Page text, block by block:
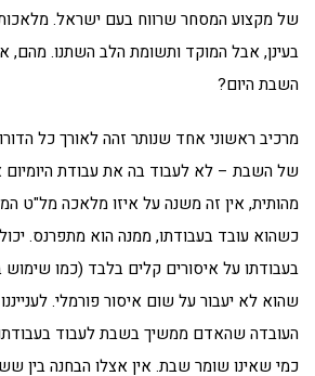
של מקצוע המסחר שרווח בעם ישראל.
בעינן, אבל המוקד ותשומת הלב השתנו. מהם,
השבת היום?
מרכיב ראשוני אחד שנותר זהה לאורך כל
של השבת – לא לעבוד בה את עבודת היומיום
מהותית, אין זה משנה על איזו מלאכה מל"ט
כשהוא עובד בעבודתו, ממנה הוא מתפרנס.
בעבודתו על איסורים קלים בלבד (כמו שימוש
שהוא לא יעבור על שום איסור פורמלי.
העובדה שהאדם ממשיך בשבת לעבוד בעבודתו
כמי שאינו שומר שבת. אין אצלו הבחנה בין